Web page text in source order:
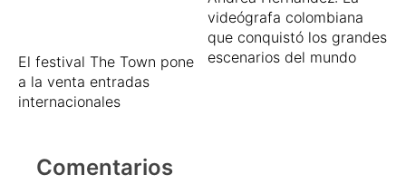
El festival The Town pone
a la venta entradas
internacionales
videógrafa colombiana
que conquistó los grandes
escenarios del mundo
Comentarios